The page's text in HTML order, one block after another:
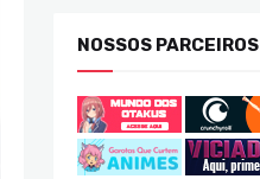
NOSSOS PARCEIROS